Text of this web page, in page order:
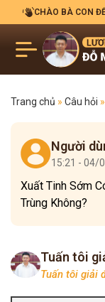
CHÀO BÀ CON
Trang chủ » Câu hỏi »
Người
15:21 - 04/
Xuất Tinh Sớm
Trùng Không?
Tuấn tôi
Tuấn tôi giải